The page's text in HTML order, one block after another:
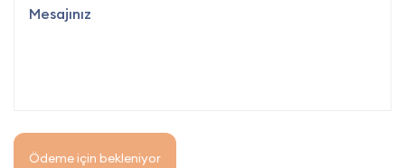
Ödeme için bekleniyor